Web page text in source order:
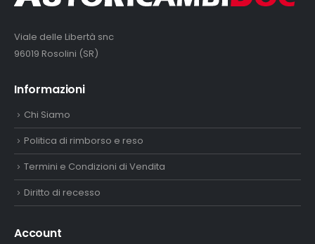
Viale delle Libertà snc
96019 Rosolini (SR)
Informazioni
Chi Siamo
Politica di rimborso e reso
Termini e Condizioni di Vendita
Diritto di recesso
Account